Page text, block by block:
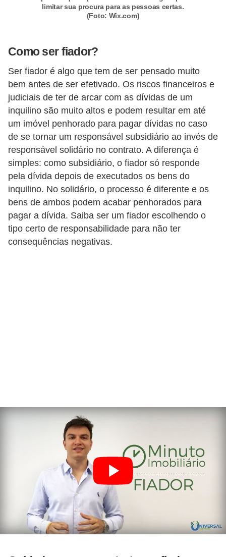
limitar sua procura para as pessoas certas.
(Foto: Wix.com)
Como ser fiador?
Ser fiador é algo que tem de ser pensado muito
bem antes de ser efetivado. Os riscos financeiros e
judiciais de ter de arcar com as dívidas de um
inquilino são muito altos e podem resultar em até
um imóvel penhorado para pagar dívidas no caso
de se tornar um responsável subsidiário ao invés de
responsável solidário no contrato. A diferença é
simples: como subsidiário, o fiador só responde
pela dívida depois de executados os bens do
inquilino. No solidário, o processo é diferente e os
bens de ambos podem acabar penhorados para
pagar a dívida. Saiba ser um fiador escolhendo o
tipo certo de responsabilidade para não ter
consequências negativas.
m
í
n
i
o
s